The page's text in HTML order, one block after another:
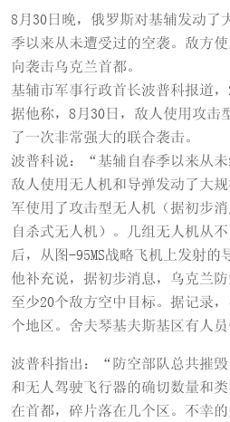
8月30日晚，俄罗斯对基辅发动了
季以来从未遭受过的空袭。敌方
向袭击乌克兰首都。
基辅市军事行政首长波普科报道，
据他称，8月30日，敌人使用攻击
了一次非常强大的联合袭击。
波普科说：“基辅自春季以来从未
敌人使用无人机和导弹发动了大
军使用了攻击型无人机（据初步
自杀式无人机）。几组无人机从
后，从图-95MS战略飞机上发射的
他补充说，据初步消息，乌克兰
至少20个敌方空中目标。据记录
个地区。舍夫琴基夫斯基区有人员
波普科指出：“防空部队总共摧
和无人驾驶飞行器的确切数量和
在首都，碎片落在几个区。不幸